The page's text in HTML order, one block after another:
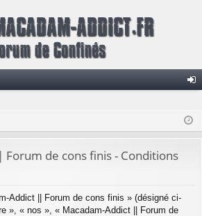
ne
de cons finis - Conditions
Addict || Forum de cons finis » (désigné ci-
», « nos », « Macadam-Addict || Forum de